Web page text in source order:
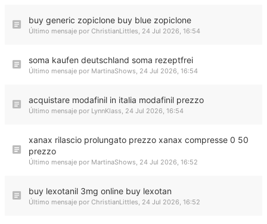
buy generic zopiclone buy blue zopiclone
Último mensaje por ChristianLittles, 24 Jul 2026, 16:54
soma kaufen deutschland soma rezeptfrei
Último mensaje por MartinaShows, 24 Jul 2026, 16:54
acquistare modafinil in italia modafinil prezzo
Último mensaje por LynnKlass, 24 Jul 2026, 16:54
xanax rilascio prolungato prezzo xanax compresse 0 50
prezzo
Último mensaje por MartinaShows, 24 Jul 2026, 16:52
buy lexotanil 3mg online buy lexotan
Último mensaje por ChristianLittles, 24 Jul 2026, 16:52